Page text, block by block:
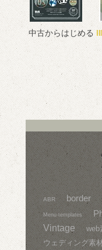
中古からはじめる
ABR border
Menu-templates
Vintage web
ウェディング素